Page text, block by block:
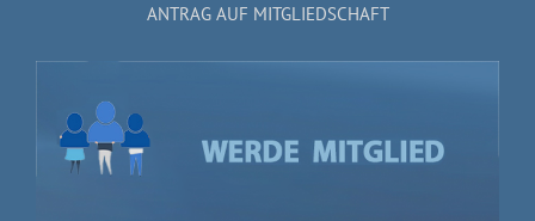
ANTRAG AUF MITGLIEDSCHAFT